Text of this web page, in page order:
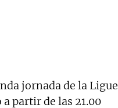
jornada de la Ligue
a partir de las 21.00